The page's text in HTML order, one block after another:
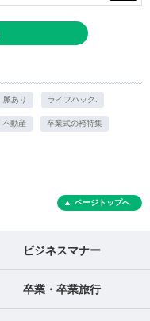
脈あり ライフハック.
不動産 卒業式の袴特集
ページトップへ
ビジネスマナー
卒業・卒業旅行